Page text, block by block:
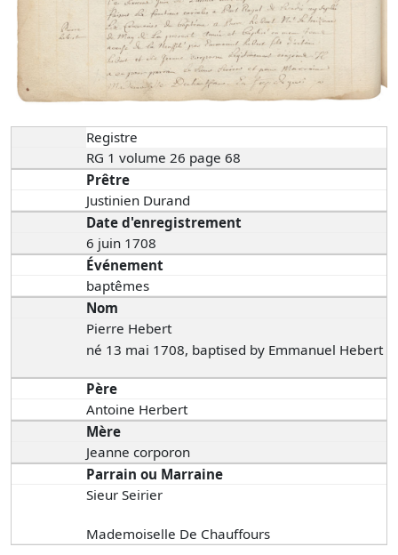
Registre
RG 1 volume 26 page 68
Prêtre
Justinien Durand
Date d'enregistrement
6 juin 1708
Événement
baptêmes
Nom
Pierre Hebert
né 13 mai 1708, baptised by Emmanuel Hebert
Père
Antoine Herbert
Mère
Jeanne corporon
Parrain ou Marraine
Sieur Seirier
Mademoiselle De Chauffours